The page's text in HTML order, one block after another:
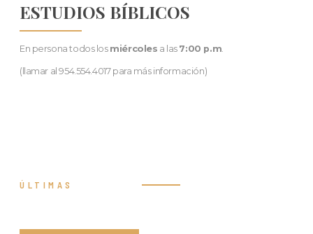
ESTUDIOS BÍBLICOS
En persona todos los miércoles a las 7:00 p.m.
(llamar al 954.554.4017 para más información)
ÚLTIMAS